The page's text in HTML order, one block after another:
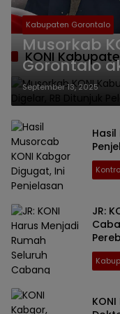
KONI
Kabupaten Gorontalo
Musorkab
Gorontalo
RB Ditunjuk
September 13, 2025
JR: